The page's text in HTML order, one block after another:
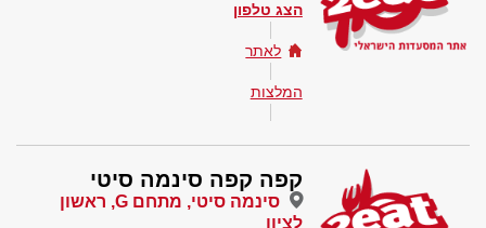
הצג טלפון
לאתר
המלצות
קפה קפה סינמה סיטי
סינמה סיטי, מתחם G, ראשון
לציון